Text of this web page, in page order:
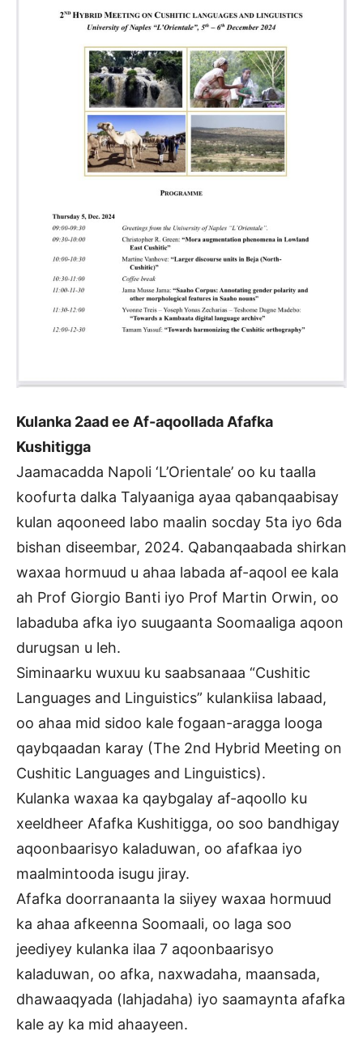
Kulanka 2aad ee Af-aqoollada Afafka
Kushitigga
Jaamacadda Napoli ‘L’Orientale’ oo ku taalla
koofurta dalka Talyaaniga ayaa qabanqaabisay
kulan aqooneed labo maalin socday 5ta iyo 6da
bishan diseembar, 2024. Qabanqaabada shirkan
waxaa hormuud u ahaa labada af-aqool ee kala
ah Prof Giorgio Banti iyo Prof Martin Orwin, oo
labaduba afka iyo suugaanta Soomaaliga aqoon
durugsan u leh.
Siminaarku wuxuu ku saabsanaaa “Cushitic
Languages and Linguistics” kulankiisa labaad,
oo ahaa mid sidoo kale fogaan-aragga looga
qaybqaadan karay (The 2nd Hybrid Meeting on
Cushitic Languages and Linguistics).
Kulanka waxaa ka qaybgalay af-aqoollo ku
xeeldheer Afafka Kushitigga, oo soo bandhigay
aqoonbaarisyo kaladuwan, oo afafkaa iyo
maalmintooda isugu jiray.
Afafka doorranaanta la siiyey waxaa hormuud
ka ahaa afkeenna Soomaali, oo laga soo
jeediyey kulanka ilaa 7 aqoonbaarisyo
kaladuwan, oo afka, naxwadaha, maansada,
dhawaaqyada (lahjadaha) iyo saamaynta afafka
kale ay ka mid ahaayeen.